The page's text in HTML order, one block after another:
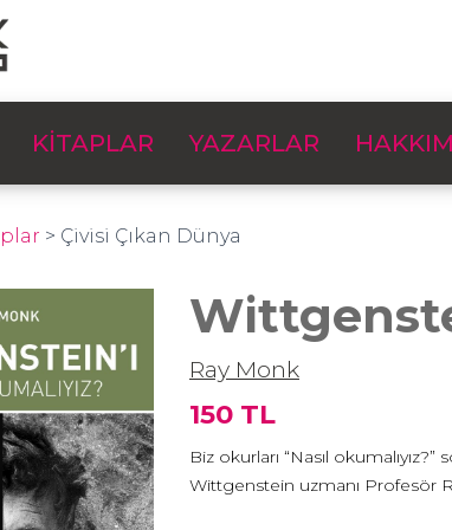
KİTAPLAR YAZARLAR
> Çivisi Çıkan Dünya
Ray Monk
150 TL
Biz okurları “Nasıl
Wittgenstein uzmanı Profesör